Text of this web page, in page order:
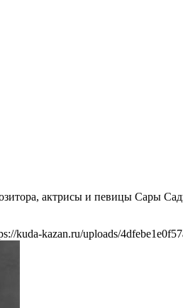
актрисы и певицы Сары
kuda-kazan.ru/uploads/